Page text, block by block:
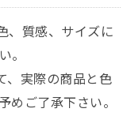
、質感、サイズに
。
、実際の商品と色
めご了承下さい。